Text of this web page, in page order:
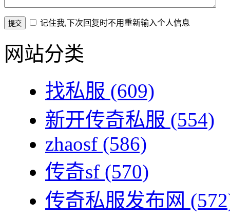
记住我,下次回复时不用重新输入个人信息
网站分类
找私服 (609)
新开传奇私服 (554)
zhaosf (586)
传奇sf (570)
传奇私服发布网